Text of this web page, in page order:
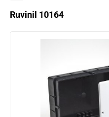
Ruvinil 10164